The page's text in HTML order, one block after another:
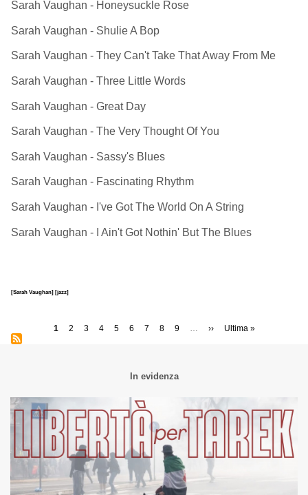
Sarah Vaughan - Honeysuckle Rose
Sarah Vaughan - Shulie A Bop
Sarah Vaughan - They Can't Take That Away From Me
Sarah Vaughan - Three Little Words
Sarah Vaughan - Great Day
Sarah Vaughan - The Very Thought Of You
Sarah Vaughan - Sassy's Blues
Sarah Vaughan - Fascinating Rhythm
Sarah Vaughan - I've Got The World On A String
Sarah Vaughan - I Ain't Got Nothin' But The Blues
[Sarah Vaughan] [jazz]
PaginazionePagina
1 Page
2 Page
3 Page
4 Page
5 Page
6 Page
7 Page
8 Page
9
Pagina
››
Ultima
Ultima »
In evidenza